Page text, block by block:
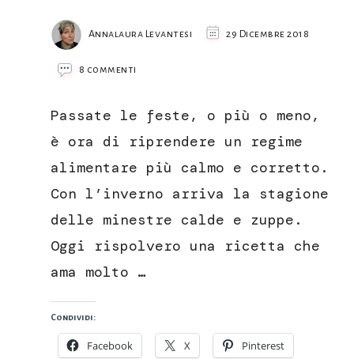
Annalaura Levantesi 29 Dicembre 2018
8 commenti
la
ricetta
tradizionale
Passate le feste, o più o meno,
è ora di riprendere un regime
alimentare più calmo e corretto.
Con l’inverno arriva la stagione
delle minestre calde e zuppe.
Oggi rispolvero una ricetta che
ama molto …
Condividi:
Facebook X Pinterest